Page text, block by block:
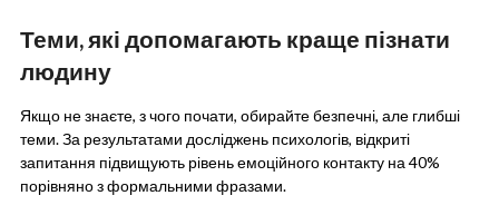
Теми, які допомагають краще пізнати
людину
Якщо не знаєте, з чого почати, обирайте безпечні, але глибші
теми. За результатами досліджень психологів, відкриті
запитання підвищують рівень емоційного контакту на 40%
порівняно з формальними фразами.